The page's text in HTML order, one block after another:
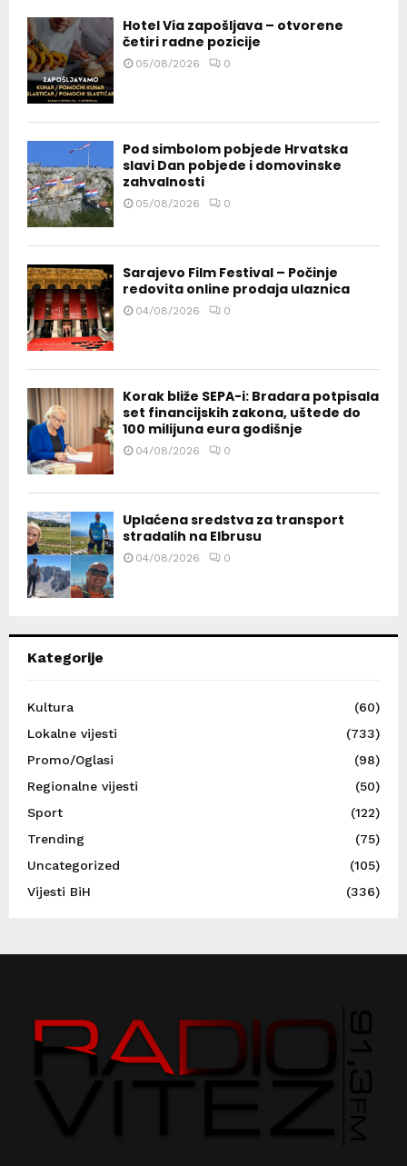
Hotel Via zapošljava – otvorene
četiri radne pozicije
05/08/2026 0
Pod simbolom pobjede Hrvatska
slavi Dan pobjede i domovinske
zahvalnosti
05/08/2026 0
Sarajevo Film Festival – Počinje
redovita online prodaja ulaznica
04/08/2026 0
Korak bliže SEPA-i: Bradara potpisala
set financijskih zakona, uštede do
100 milijuna eura godišnje
04/08/2026 0
Uplaćena sredstva za transport
stradalih na Elbrusu
04/08/2026 0
Kategorije
Kultura
(60)
Lokalne vijesti
(733)
Promo/Oglasi
(98)
Regionalne vijesti
(50)
Sport
(122)
Trending
(75)
Uncategorized
(105)
Vijesti BiH
(336)